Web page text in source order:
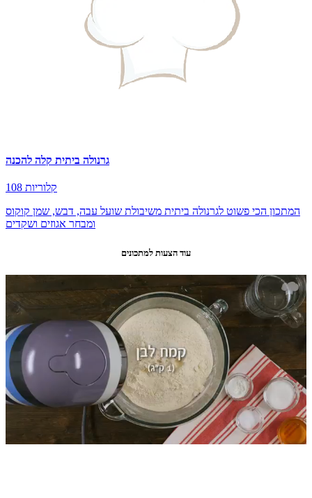
גרנולה ביתית קלה להכנה
108 קלוריות
המתכון הכי פשוט לגרנולה ביתית משיבולת שועל עבה, דבש, שמן קוקוס
ומבחר אגוזים ושקדים
עוד הצעות למתכונים